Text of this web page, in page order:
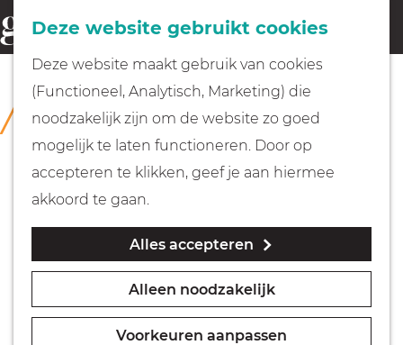
Deze website gebruikt cookies
Deze website maakt gebruik van cookies
(Functioneel, Analytisch, Marketing) die
noodzakelijk zijn om de website zo goed
mogelijk te laten functioneren. Door op
accepteren te klikken, geef je aan hiermee
akkoord te gaan.
Alles accepteren
Alleen noodzakelijk
Voorkeuren aanpassen
G
a
Fietsen
Wandelen
Geocachen
Naar het museum
o
e
k
e
n
COLLECTIE
Singer Laren